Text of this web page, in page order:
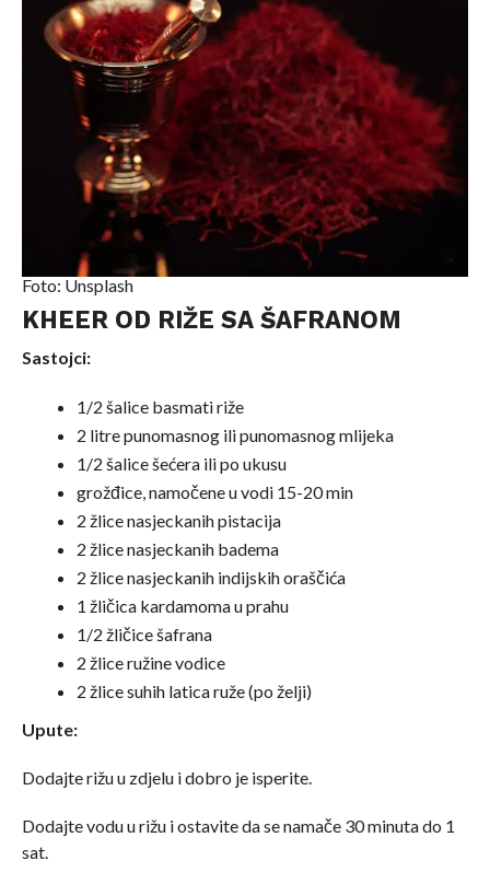
Foto: Unsplash
KHEER OD RIŽE SA ŠAFRANOM
Sastojci:
1/2 šalice basmati riže
2 litre punomasnog ili punomasnog mlijeka
1/2 šalice šećera ili po ukusu
grožđice, namočene u vodi 15-20 min
2 žlice nasjeckanih pistacija
2 žlice nasjeckanih badema
2 žlice nasjeckanih indijskih oraščića
1 žličica kardamoma u prahu
1/2 žličice šafrana
2 žlice ružine vodice
2 žlice suhih latica ruže (po želji)
Upute:
Dodajte rižu u zdjelu i dobro je isperite.
Dodajte vodu u rižu i ostavite da se namače 30 minuta do 1
sat.